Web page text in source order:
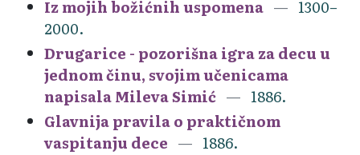
Iz mojih božićnih uspomena
1300–
2000.
Drugarice - pozorišna igra za decu u
jednom činu, svojim učenicama
napisala Mileva Simić
1886.
Glavnija pravila o praktičnom
vaspitanju dece
1886.